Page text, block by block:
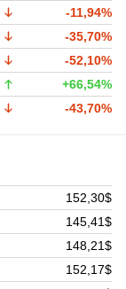
-11,94%
-35,70%
-52,10%
+66,54%
-43,70%
152,30$
145,41$
148,21$
152,17$